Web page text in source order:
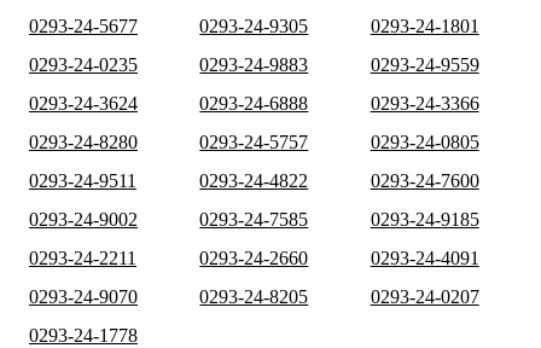
0293-24-5677
0293-24-9305
0293-24-1801
0293-24-0235
0293-24-9883
0293-24-9559
0293-24-3624
0293-24-6888
0293-24-3366
0293-24-8280
0293-24-5757
0293-24-0805
0293-24-9511
0293-24-4822
0293-24-7600
0293-24-9002
0293-24-7585
0293-24-9185
0293-24-2211
0293-24-2660
0293-24-4091
0293-24-9070
0293-24-8205
0293-24-0207
0293-24-1778